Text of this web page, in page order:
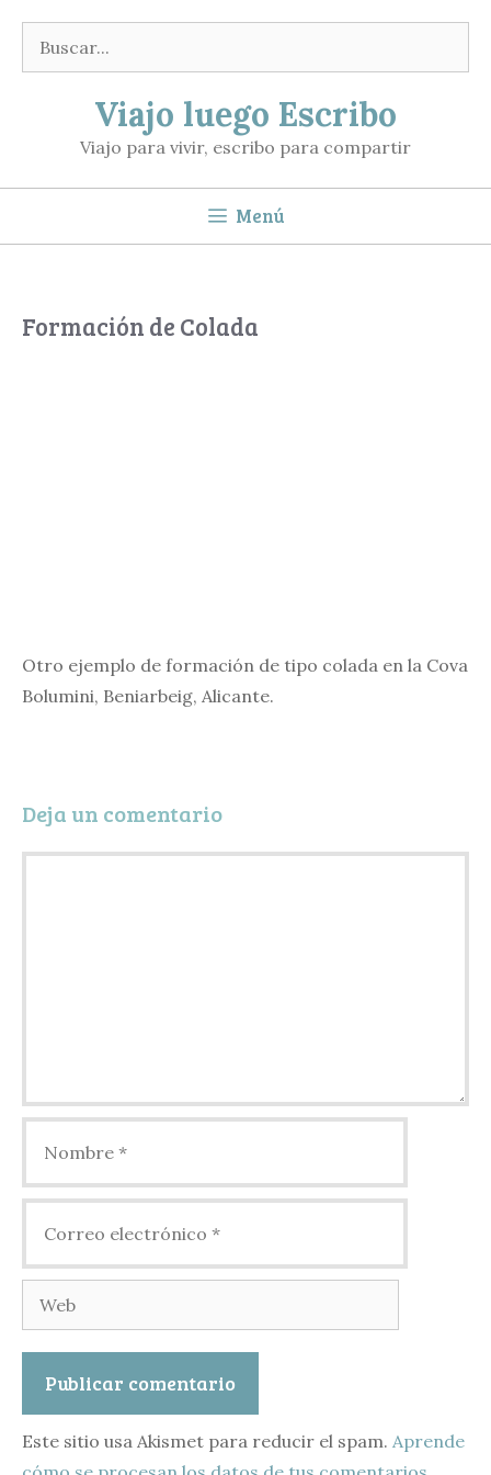
contenido
Buscar:
Viajo luego Escribo
Viajo para vivir, escribo para compartir
Menú
Formación de Colada
Otro ejemplo de formación de tipo colada en la Cova
Bolumini, Beniarbeig, Alicante.
Deja un comentario
electrónico
Web
Este sitio usa Akismet para reducir el spam. Aprende